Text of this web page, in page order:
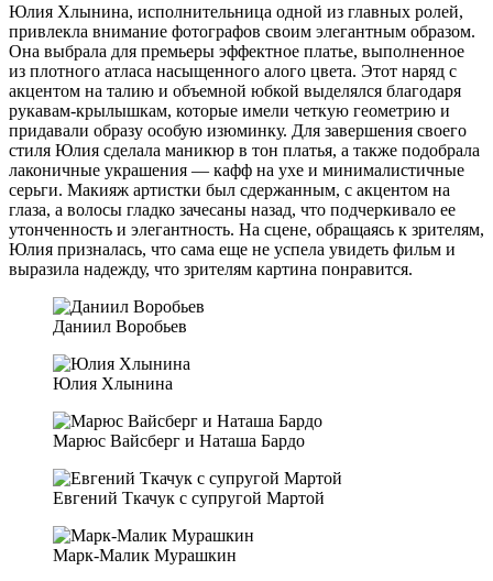
Юлия Хлынина, исполнительница одной из главных ролей,
привлекла внимание фотографов своим элегантным образом.
Она выбрала для премьеры эффектное платье, выполненное
из плотного атласа насыщенного алого цвета. Этот наряд с
акцентом на талию и объемной юбкой выделялся благодаря
рукавам-крылышкам, которые имели четкую геометрию и
придавали образу особую изюминку. Для завершения своего
стиля Юлия сделала маникюр в тон платья, а также подобрала
лаконичные украшения — кафф на ухе и минималистичные
серьги. Макияж артистки был сдержанным, с акцентом на
глаза, а волосы гладко зачесаны назад, что подчеркивало ее
утонченность и элегантность. На сцене, обращаясь к зрителям,
Юлия призналась, что сама еще не успела увидеть фильм и
выразила надежду, что зрителям картина понравится.
Даниил Воробьев
Юлия Хлынина
Марюс Вайсберг и Наташа Бардо
Евгений Ткачук с супругой Мартой
Марк-Малик Мурашкин